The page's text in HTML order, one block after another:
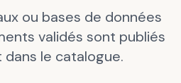
ou bases de données
validés sont publiés
le catalogue.